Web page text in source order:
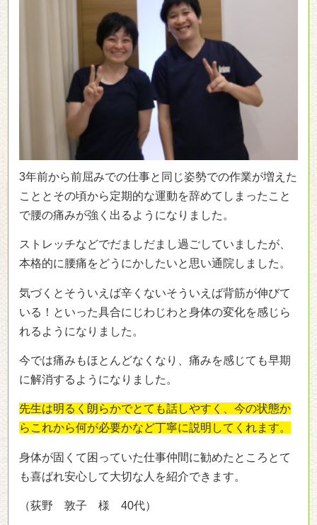
3年前から前屈みでの仕事と同じ姿勢での作業が増えた
こととその頃から定期的な運動を辞めてしまったこと
で腰の痛みが強く出るようになりました。
ストレッチなどでだましだまし過ごしていましたが、
本格的に腰痛をどうにかしたいと思い通院しました。
気づくとそういえば辛くないそういえば背筋が伸びて
いる！といった具合にじわじわと身体の変化を感じら
れるようになりました。
今では痛みもほとんどなくなり、痛みを感じても早期
に解消するようになりました。
先生は明るく朗らかでとても話しやすく、今の状態か
らこれから何が必要かなど丁寧に説明してくれます。
身体が固くて困っていた仕事仲間に勧めたところとて
も喜ばれ安心して大切な人を紹介できます。
（荻野 敦子 様 40代）